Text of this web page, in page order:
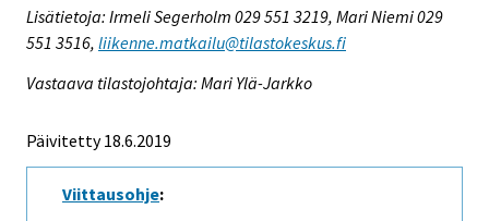
Lisätietoja: Irmeli Segerholm 029 551 3219, Mari Niemi 029
551 3516, liikenne.matkailu@tilastokeskus.fi
Vastaava tilastojohtaja: Mari Ylä-Jarkko
Päivitetty 18.6.2019
Viittausohje: